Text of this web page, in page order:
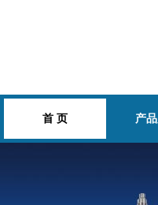
首 页 产